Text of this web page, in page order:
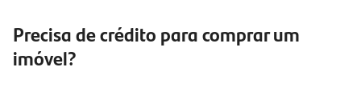
Precisa de crédito para comprar um
imóvel?